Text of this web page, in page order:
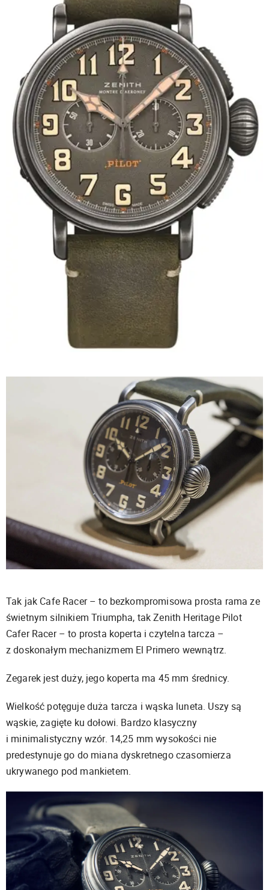
Tak jak Cafe Racer – to bezkompromisowa prosta rama ze
świetnym silnikiem Triumpha, tak Zenith Heritage Pilot
Cafer Racer – to prosta koperta i czytelna tarcza –
z doskonałym mechanizmem El Primero wewnątrz.
Zegarek jest duży, jego koperta ma 45 mm średnicy.
Wielkość potęguje duża tarcza i wąska luneta. Uszy są
wąskie, zagięte ku dołowi. Bardzo klasyczny
i minimalistyczny wzór. 14,25 mm wysokości nie
predestynuje go do miana dyskretnego czasomierza
ukrywanego pod mankietem.